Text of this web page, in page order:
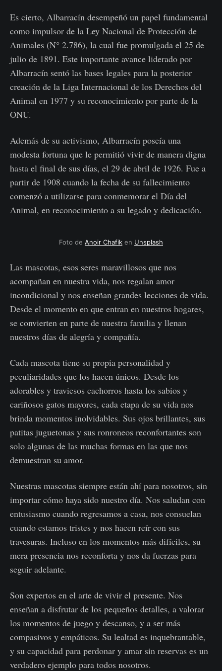
Es cierto, Albarracín desempeñó un papel fundamental
como impulsor de la Ley Nacional de Protección de
Animales (N° 2.786), la cual fue promulgada el 25 de
julio de 1891. Este importante avance liderado por
Albarracín sentó las bases legales para la posterior
creación de la Liga Internacional de los Derechos del
Animal en 1977 y su reconocimiento por parte de la
ONU.
Además de su activismo, Albarracín poseía una
modesta fortuna que le permitió vivir de manera digna
hasta el final de sus días, el 29 de abril de 1926. Fue a
partir de 1908 cuando la fecha de su fallecimiento
comenzó a utilizarse para conmemorar el Día del
Animal, en reconocimiento a su legado y dedicación.
Foto de Anoir Chafik en Unsplash
Las mascotas, esos seres maravillosos que nos
acompañan en nuestra vida, nos regalan amor
incondicional y nos enseñan grandes lecciones de vida.
Desde el momento en que entran en nuestros hogares,
se convierten en parte de nuestra familia y llenan
nuestros días de alegría y compañía.
Cada mascota tiene su propia personalidad y
peculiaridades que los hacen únicos. Desde los
adorables y traviesos cachorros hasta los sabios y
cariñosos gatos mayores, cada etapa de su vida nos
brinda momentos inolvidables. Sus ojos brillantes, sus
patitas juguetonas y sus ronroneos reconfortantes son
solo algunas de las muchas formas en las que nos
demuestran su amor.
Nuestras mascotas siempre están ahí para nosotros, sin
importar cómo haya sido nuestro día. Nos saludan con
entusiasmo cuando regresamos a casa, nos consuelan
cuando estamos tristes y nos hacen reír con sus
travesuras. Incluso en los momentos más difíciles, su
mera presencia nos reconforta y nos da fuerzas para
seguir adelante.
Son expertos en el arte de vivir el presente. Nos
enseñan a disfrutar de los pequeños detalles, a valorar
los momentos de juego y descanso, y a ser más
compasivos y empáticos. Su lealtad es inquebrantable,
y su capacidad para perdonar y amar sin reservas es un
verdadero ejemplo para todos nosotros.